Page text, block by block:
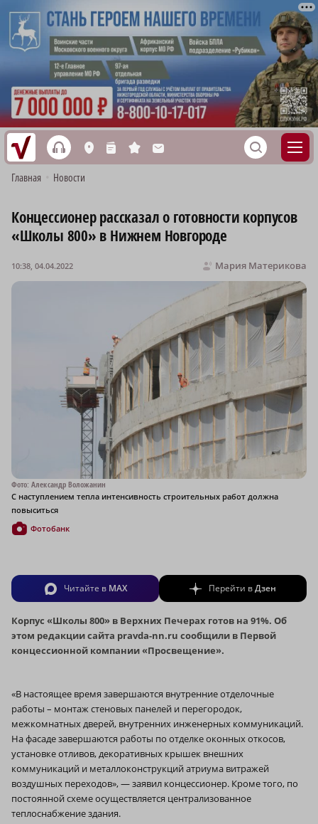
h L n s M S
Главная Новости
Концессионер рассказал о готовности корпусов
«Школы 800» в Нижнем Новгороде
Мария Материкова
10:38, 04.04.2022
Фото: Александр Воложанин
С наступлением тепла интенсивность строительных работ должна
повыситься
Фотобанк
Читайте в MAX Перейти вДзен
Корпус «Школы 800» в Верхних Печерах готов на 91%. Об
этом редакции сайта pravda-nn.ru сообщили в Первой
концессионной компании «Просвещение».
«В настоящее время завершаются внутренние отделочные
работы – монтаж стеновых панелей и перегородок,
межкомнатных дверей, внутренних инженерных коммуникаций.
На фасаде завершаются работы по отделке оконных откосов,
установке отливов, декоративных крышек внешних
коммуникаций и металлоконструкций атриума витражей
воздушных переходов», — заявил концессионер. Кроме того, по
постоянной схеме осуществляется централизованное
теплоснабжение здания.